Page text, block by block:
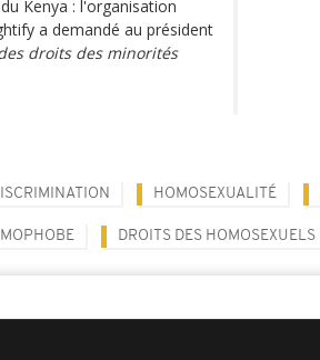
Kenya : l'organisation
a demandé au président
droits des minorités
HOMOSEXUALITÉ
DROITS DES HOMOSEXUELS